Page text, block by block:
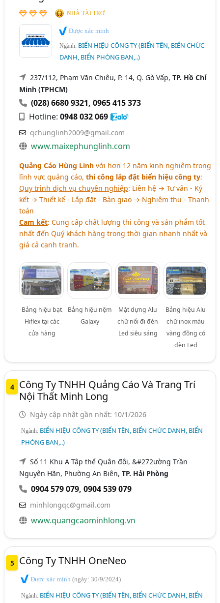
NHÀ TÀI TRỢ
Được xác minh
Ngành: BIỂN HIỆU CÔNG TY (BIỂN TÊN, BIỂN CHỨC
DANH, BIỂN PHÒNG BAN,..)
237/112, Phạm Văn Chiêu, P. 14, Q. Gò Vấp,TP. Hồ Chí
Minh (TPHCM)
(028) 6680 9321,0965 415 373
Hotline:0948 032 069
qchunglinh2009@gmail.com
www.maixephunglinh.com
Quảng Cáo Hùng Linh với hơn 12 năm kinh nghiệm trong
lĩnh vực quảng cáo,thi công lắp đặt biển hiệu công ty:
Quy trình dịch vụ chuyên nghiệp: Liên hệ → Tư vấn - Ký
kết → Thiết kế - Lắp đặt - Bàn giao → Nghiệm thu - Thanh
toán
Cam kết: Cung cấp chất lượng thi công và sản phẩm tốt
nhất đến Quý khách hàng trong thời gian nhanh nhất và
giá cả cạnh tranh.
Bảng hiệu bạt
Hiflex tại các
cửa hàng
Bảng hiệu nệm
Galaxy
Mặt dựng Alu
chữ nổi đi đèn
Led siêu sáng
Bảng hiệu Alu
chữ inox màu
vàng đồng có
đèn Led
4
Công Ty TNHH Quảng Cáo Và Trang Trí
Nội Thất Minh Long
Ngày cập nhật gần nhất: 10/1/2026
Ngành: BIỂN HIỆU CÔNG TY (BIỂN TÊN, BIỂN CHỨC DANH, BIỂN
PHÒNG BAN,..)
Số 11 Khu A Tập thể Quân đội, &#272ường Trần
Nguyên Hãn, Phường An Biên,TP. Hải Phòng
0904 579 079,0904 539 079
minhlongqc@gmail.com
www.quangcaominhlong.vn
5 Công Ty TNHH OneNeo
Được xác minh(ngày: 30/9/2024)
Ngành: BIỂN HIỆU CÔNG TY (BIỂN TÊN, BIỂN CHỨC DANH, BIỂN